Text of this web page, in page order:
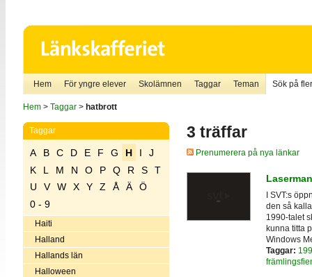
Hem För yngre elever Skolämnen Taggar Teman Sök på
Hem> Taggar> hatbrott
Taggar
A B C D E F G H I
J
K
L M N O P Q R S
T
U
V W X Y Z Å Ä
Ö
0 - 9
Haiti
Halland
Hallands län
Halloween
3 träffar
Prenumerera på nya länkar
I SVT:s
den så
1990-talet
kunna titta
Windows
Taggar: